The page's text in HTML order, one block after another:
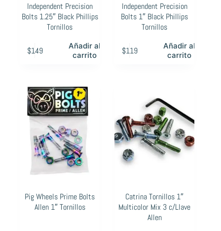
Independent Precision
Bolts 1.25″ Black Phillips
Tornillos
$149
Añadir al
carrito
Independent Precision
Bolts 1″ Black Phillips
Tornillos
$119
Añadir al
carrito
Pig Wheels Prime Bolts
Allen 1″ Tornillos
Catrina Tornillos 1″
Multicolor Mix 3 c/Llave
Allen